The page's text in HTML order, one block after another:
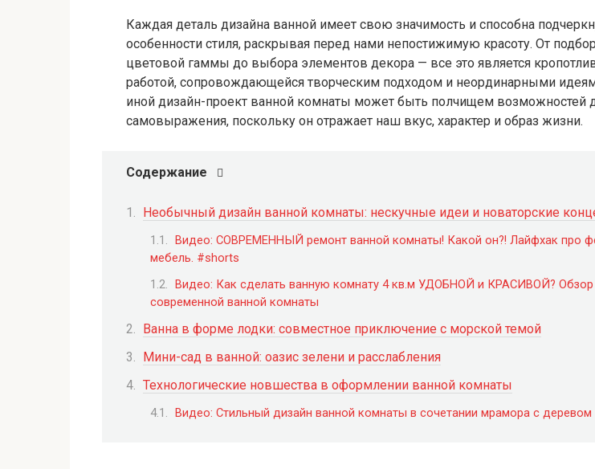
Каждая деталь дизайна ванной имеет свою значимость и способна
особенности стиля, раскрывая перед нами непостижимую красоту. От
цветовой гаммы до выбора элементов декора — все это является
работой, сопровождающейся творческим подходом и неординарными
иной дизайн-проект ванной комнаты может быть полчищем возможностей
самовыражения, поскольку он отражает наш вкус, характер и образ жизни.
Содержание
Необычный дизайн ванной комнаты: нескучные идеи и новаторские
Видео: СОВРЕМЕННЫЙ ремонт ванной комнаты! Какой он?! Лайфхак про
мебель. #shorts
Видео: Как сделать ванную комнату 4 кв.м УДОБНОЙ и КРАСИВОЙ? Обзор
современной ванной комнаты
Ванна в форме лодки: совместное приключение с морской темой
Мини-сад в ванной: оазис зелени и расслабления
Технологические новшества в оформлении ванной комнаты
Видео: Стильный дизайн ванной комнаты в сочетании мрамора с деревом